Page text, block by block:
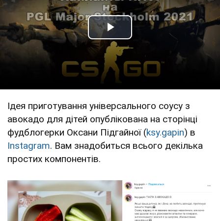
Play Video
Ідея приготування універсального соусу з
авокадо для дітей опублікована на сторінці
фудблогерки Оксани Підгайної (ksy.gapin) в
Instagram. Вам знадобиться всього декілька
простих компонентів.